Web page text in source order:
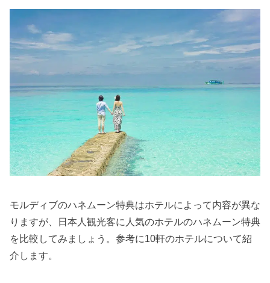
モルディブのハネムーン特典はホテルによって内容が異な
りますが、日本人観光客に人気のホテルのハネムーン特典
を比較してみましょう。参考に10軒のホテルについて紹
介します。